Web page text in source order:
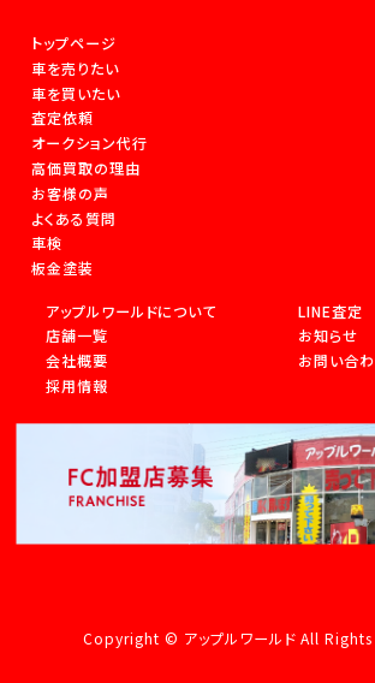
トップページ
車を売りたい
車を買いたい
査定依頼
オークション代行
高価買取の理由
お客様の声
よくある質問
車検
板金塗装
アップルワールドについて
店舗一覧
会社概要
採用情報
LINE査定
お知らせ
お問い合
Copyright © アップルワールド All